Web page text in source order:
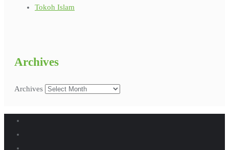
Tokoh Islam
Archives
Archives